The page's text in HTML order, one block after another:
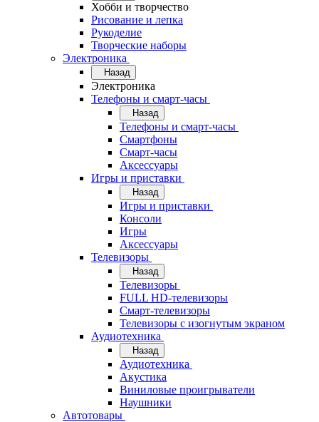
Хобби и творчество
Рисование и лепка
Рукоделие
Творческие наборы
Электроника
Назад
Электроника
Телефоны и смарт-часы
Назад
Телефоны и смарт-часы
Смартфоны
Смарт-часы
Аксессуары
Игры и приставки
Назад
Игры и приставки
Консоли
Игры
Аксессуары
Телевизоры
Назад
Телевизоры
FULL HD-телевизоры
Смарт-телевизоры
Телевизоры с изогнутым экраном
Аудиотехника
Назад
Аудиотехника
Акустика
Виниловые проигрыватели
Наушники
Автотовары